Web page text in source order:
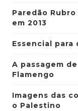
Paredão
em 2013
Essencial para
A passagem
Flamengo
Imagens das
o Palestino